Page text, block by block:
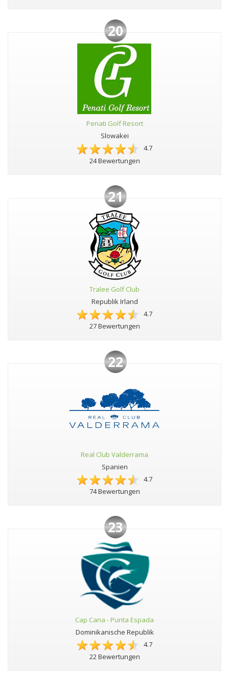
20
Penati Golf Resort
Slowakei
4.7
24 Bewertungen
21
Tralee Golf Club
Republik Irland
4.7
27 Bewertungen
22
Real Club Valderrama
Spanien
4.7
74 Bewertungen
23
Cap Cana - Punta Espada
Dominikanische Republik
4.7
22 Bewertungen